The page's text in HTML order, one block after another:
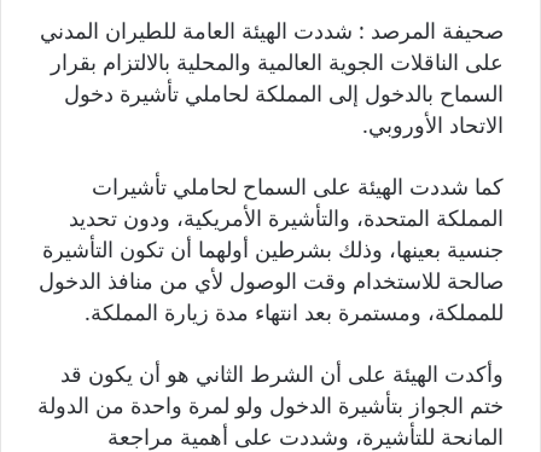
صحيفة المرصد : شددت الهيئة العامة للطيران المدني
على الناقلات الجوية العالمية والمحلية بالالتزام بقرار
السماح بالدخول إلى المملكة لحاملي تأشيرة دخول
الاتحاد الأوروبي.
كما شددت الهيئة على السماح لحاملي تأشيرات
المملكة المتحدة، والتأشيرة الأمريكية، ودون تحديد
جنسية بعينها، وذلك بشرطين أولهما أن تكون التأشيرة
صالحة للاستخدام وقت الوصول لأي من منافذ الدخول
للمملكة، ومستمرة بعد انتهاء مدة زيارة المملكة.
وأكدت الهيئة على أن الشرط الثاني هو أن يكون قد
ختم الجواز بتأشيرة الدخول ولو لمرة واحدة من الدولة
المانحة للتأشيرة، وشددت على أهمية مراجعة